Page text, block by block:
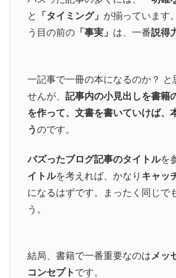
と
「タイミング」 が揃っています
う目の前の「事実」 は、一番説得
一記事で一冊の本になるのか？ と
せんが、 記事内の小見出しを書籍
を作って、文書を書いていけば、
うのです。
バズったブログ記事のタイトルを
イトルを考えれば、かなり キャッ
になるはずです。まったく同じで
う。
結局、書籍で一番重要なのは メッ
コンセプト です。